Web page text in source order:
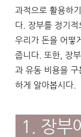
과적으로 활용하
다. 장부를 정기
우리가 돈을 어떻
줍니다. 또한, 장
과 유동 비용을 구
하게 알아봅시다.
1. 장부